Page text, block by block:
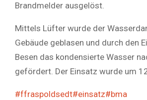
Brandmelder ausgelöst.
Mittels Lüfter wurde der
Gebäude geblasen und durch den
Besen das kondensierte Wasser
gefördert. Der Einsatz wurde um
#ffraspoldsedt#einsatz#bma